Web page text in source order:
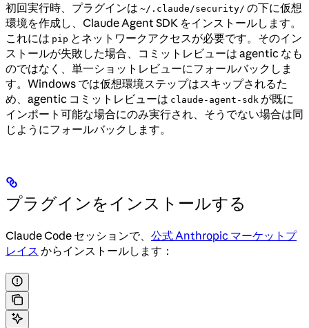
初回実行時、プラグインは ~/.claude/security/ の下に仮想
環境を作成し、Claude Agent SDK をインストールします。
これには pip とネットワークアクセスが必要です。そのイン
ストールが失敗した場合、コミットレビューは agentic なも
のではなく、単一ショットレビューにフォールバックしま
す。Windows では仮想環境ステップはスキップされるた
め、agentic コミットレビューは claude-agent-sdk が既に
インポート可能な場合にのみ実行され、そうでない場合は同
じようにフォールバックします。
プラグインをインストールする
Claude Code セッションで、 公式 Anthropic マーケットプ
レイス からインストールします：